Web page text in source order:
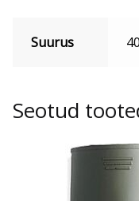
Suurus
Seotud